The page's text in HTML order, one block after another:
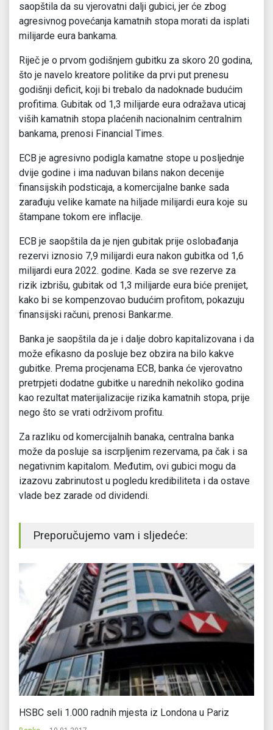
saopštila da su vjerovatni dalji gubici, jer će zbog
agresivnog povećanja kamatnih stopa morati da isplati
milijarde eura bankama.
Riječ je o prvom godišnjem gubitku za skoro 20 godina,
što je navelo kreatore politike da prvi put prenesu
godišnji deficit, koji bi trebalo da nadoknade budućim
profitima. Gubitak od 1,3 milijarde eura odražava uticaj
viših kamatnih stopa plaćenih nacionalnim centralnim
bankama, prenosi Financial Times.
ECB je agresivno podigla kamatne stope u posljednje
dvije godine i ima naduvan bilans nakon decenije
finansijskih podsticaja, a komercijalne banke sada
zarađuju velike kamate na hiljade milijardi eura koje su
štampane tokom ere inflacije.
ECB je saopštila da je njen gubitak prije oslobađanja
rezervi iznosio 7,9 milijardi eura nakon gubitka od 1,6
milijardi eura 2022. godine. Kada se sve rezerve za
rizik izbrišu, gubitak od 1,3 milijarde eura biće prenijet,
kako bi se kompenzovao budućim profitom, pokazuju
finansijski računi, prenosi Bankar.me.
Banka je saopštila da je i dalje dobro kapitalizovana i da
može efikasno da posluje bez obzira na bilo kakve
gubitke. Prema procjenama ECB, banka će vjerovatno
pretrpjeti dodatne gubitke u narednih nekoliko godina
kao rezultat materijalizacije rizika kamatnih stopa, prije
nego što se vrati održivom profitu.
Za razliku od komercijalnih banaka, centralna banka
može da posluje sa iscrpljenim rezervama, pa čak i sa
negativnim kapitalom. Međutim, ovi gubici mogu da
izazovu zabrinutost u pogledu kredibiliteta i da ostave
vlade bez zarade od dividendi.
Preporučujemo vam i sljedeće:
HSBC seli 1.000 radnih mjesta iz Londona u Pariz